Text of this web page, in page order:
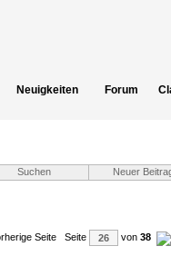
Neuigkeiten Forum
Seite von 38